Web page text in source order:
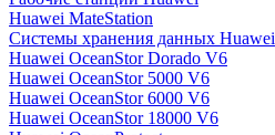
Huawei MateStation
Системы хранения данных Huawei
Huawei OceanStor Dorado V6
Huawei OceanStor 5000 V6
Huawei OceanStor 6000 V6
Huawei OceanStor 18000 V6